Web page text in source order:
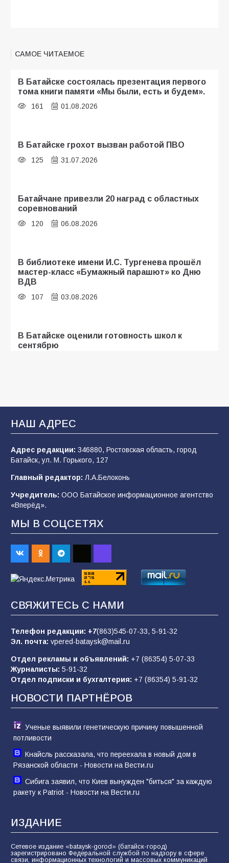
САМОЕ ЧИТАЕМОЕ
В Батайске состоялась презентация первого
тома книги памяти «Мы были, есть и будем».
161 01.08.2026
В Батайске грохот вызван работой ПВО
125 31.07.2026
Батайчане привезли 20 наград с областных
соревнований
120 06.08.2026
В библиотеке имени И.С. Тургенева прошёл
мастер-класс «Бумажный парашют» ко Дню
ВДВ
107 03.08.2026
В Батайске оценили готовность школ к
сентябрю
образовательного кластера
106 05.08.2026
«Мобилизация или набор?» Что на самом
2026 года
101 03.08.2026
В Батайске продолжаются дорожные работы
98 04.08.2026
пропагандистский вброс
«Слухами Москву не возьмёшь»: почему
заявления Киева о мобилизации — это
отчаяние, а не разведка
81 02.08.2026
НАШ АДРЕС
Адрес редакции: 346880, Ростовская область, город
Батайск, ул. М. Горького, 127
Главный редактор: Л.А.Белоконь
Учредитель: ООО Батайское информационное агентство
«Вперёд».
МЫ В СОЦСЕТЯХ
СВЯЖИТЕСЬ С НАМИ
Телефон редакции: +7(863)545-07-33, 5-91-32
Эл. почта: vpered-bataysk@mail.ru
Отдел рекламы и объявлений: +7 (86354) 5-07-33
Журналисты: 5-91-32
Отдел подписки и бухгалтерия: +7 (86354) 5-91-32
НОВОСТИ ПАРТНЁРОВ
Ученые выявили генетическую причину повышенной
потливости
Кнайсль рассказала, что переехала в новый дом в
Рязанской области - Новости на Вести.ru
Сибига заявил, что Киев вынужден "биться" за каждую
ракету к Patriot - Новости на Вести.ru
ИЗДАНИЕ
Сетевое издание «bataysk-gorod» (батайск-город)
зарегистрировано Федеральной службой по надзору в сфере
связи, информационных технологий и массовых коммуникаций